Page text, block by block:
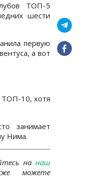
ТОП-5
шести
первую
а вот
ТОП-10, хотя
занимает
Нима.
на наш
можете